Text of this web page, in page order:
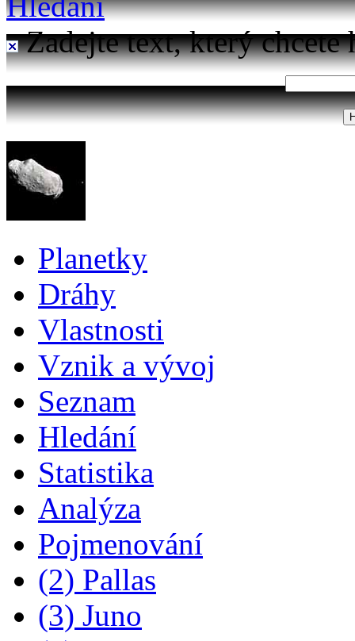
Zadejte text, který chcete
Planetky
Dráhy
Vlastnosti
Vznik a vývoj
Seznam
Hledání
Statistika
Analýza
Pojmenování
(2) Pallas
(3) Juno